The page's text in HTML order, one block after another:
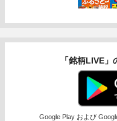
「銘柄LIVE
Google Play および